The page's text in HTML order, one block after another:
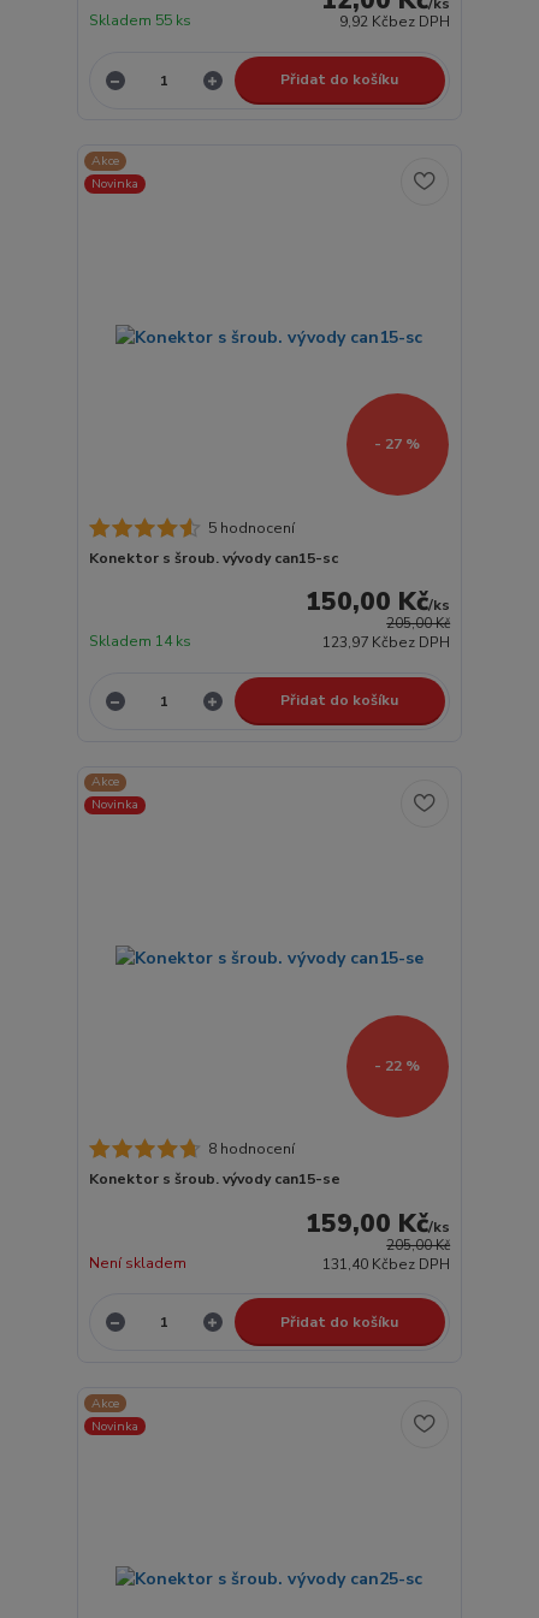
9,92 Kčbez DPH
Skladem 55 ks
Přidat do košíku
Akce
Novinka
- 27 %
5 hodnocení
Konektor s šroub. vývody can15-sc
205,00 Kč
150,00 Kč/ks
123,97 Kčbez DPH
Skladem 14 ks
Přidat do košíku
Akce
Novinka
- 22 %
8 hodnocení
Konektor s šroub. vývody can15-se
205,00 Kč
159,00 Kč/ks
131,40 Kčbez DPH
Není skladem
Přidat do košíku
Akce
Novinka